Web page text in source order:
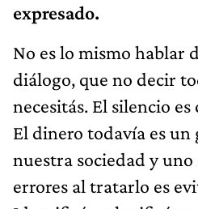
expresado.
No es lo mismo hablar
diálogo, que no decir
necesitás. El silencio
El dinero todavía es un
nuestra sociedad y
errores al tratarlo es